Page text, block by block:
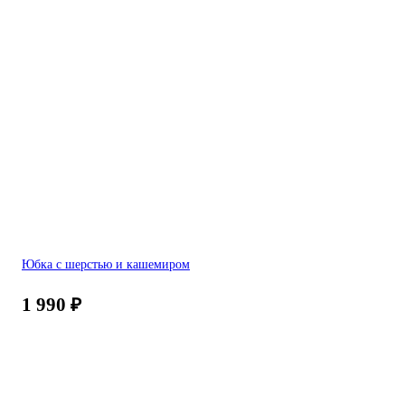
Юбка с шерстью и кашемиром
1 990 ₽